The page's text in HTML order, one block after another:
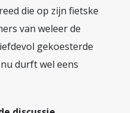
die op zijn fietske
van weleer de
gekoesterde
durft wel eens